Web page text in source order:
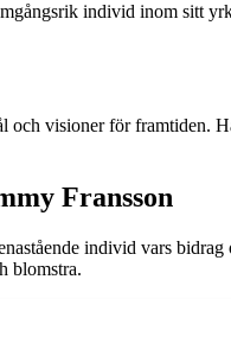
individ inom sitt
visioner för framtiden.
Fransson
individ vars
blomstra.